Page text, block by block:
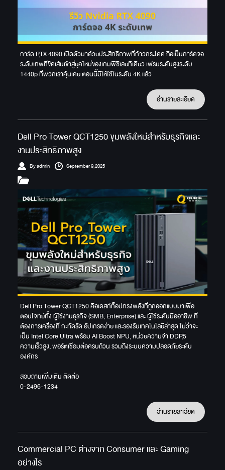
การ์ด RTX 4090 เปิดตัวมาด้วยประสิทธิภาพที่ก้าวกระโดด ถือเป็นการ์ดจอ
ระดับเทพที่ขีดเส้นเข้าสู่ยุคใหม่ของเกมพีซีเลยทีเดียว เฟรมระดับสูงระดับ
1440p ที่พวกเราคุ้นเคย ตอนนี้มีให้ใช้ในระดับ 4K แล้ว
อ่านรายละเอียด
Dell Pro Tower QCT1250 ขุมพลังใหม่สำหรับธุรกิจและ
งานประสิทธิภาพสูง
By admin September 9,2025
Dell Pro Tower QCT1250 คือเดสก์ท็อปทรงพลังที่ถูกออกแบบมาเพื่อ
ตอบโจทย์ทั้ง ผู้ใช้งานธุรกิจ (SMB, Enterprise) และ ผู้ใช้ระดับมืออาชีพ ที่
ต้องการเครื่องที่ กะทัดรัด อัปเกรดง่าย และรองรับเทคโนโลยีล่าสุด ไม่ว่าจะ
เป็น Intel Core Ultra พร้อม AI Boost NPU, หน่วยความจำ DDR5
ความเร็วสูง, พอร์ตเชื่อมต่อครบถ้วน รวมถึงระบบความปลอดภัยระดับ
องค์กร
สอบถามเพิ่มเติม ติดต่อ
0-2496-1234
อ่านรายละเอียด
Commercial PC ต่างจาก Consumer และ Gaming
อย่างไร